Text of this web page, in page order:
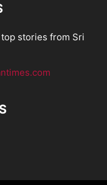
stories from Sri